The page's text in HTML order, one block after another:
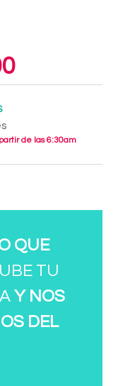
de las 6:30am
QUE
TU
Y NOS
DEL